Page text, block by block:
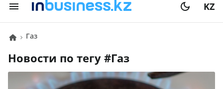
KZ
газ
Новости по тегу # газ